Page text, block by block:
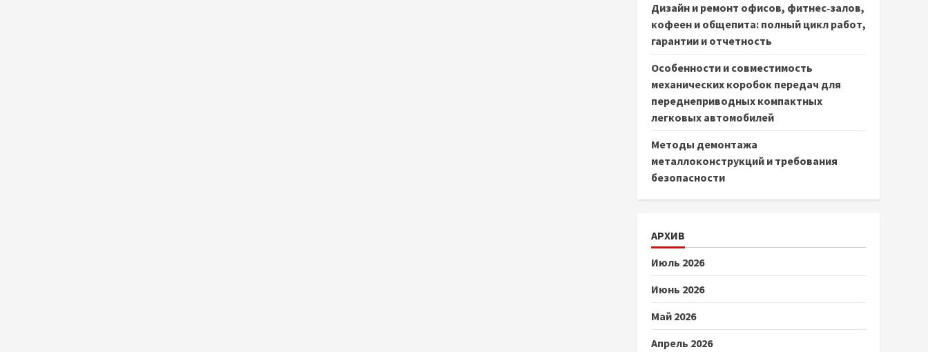
Дизайн и ремонт офисов, фитнес‑залов,
кофеен и общепита: полный цикл работ,
гарантии и отчетность
Особенности и совместимость
механических коробок передач для
переднеприводных компактных
легковых автомобилей
Методы демонтажа
металлоконструкций и требования
безопасности
АРХИВ
Июль 2026
Июнь 2026
Май 2026
Апрель 2026